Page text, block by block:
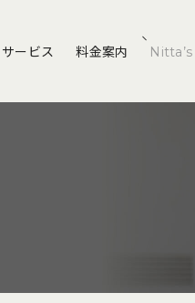
サービス 料金案内